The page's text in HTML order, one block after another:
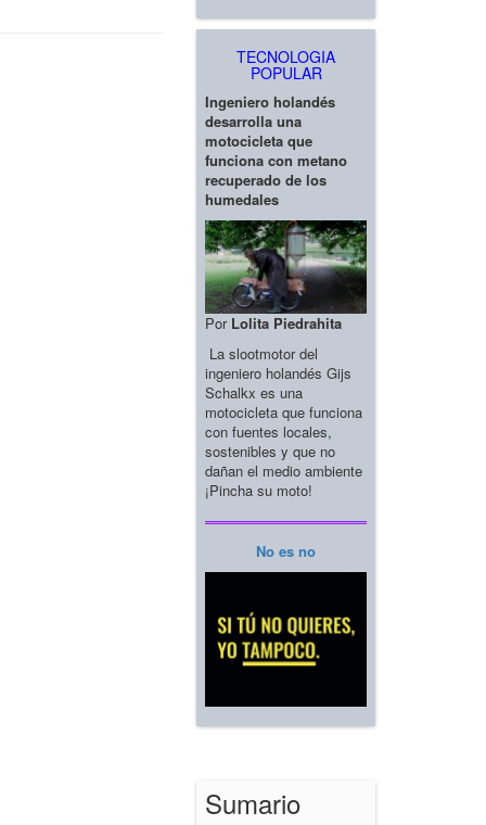
TECNOLOGIA
POPULAR
Ingeniero holandés
desarrolla una
motocicleta que
funciona con metano
recuperado de los
humedales
Por Lolita Piedrahita
La slootmotor del
ingeniero holandés Gijs
Schalkx es una
motocicleta que funciona
con fuentes locales,
sostenibles y que no
dañan el medio ambiente
¡Pincha su moto!
No es no
Sumario